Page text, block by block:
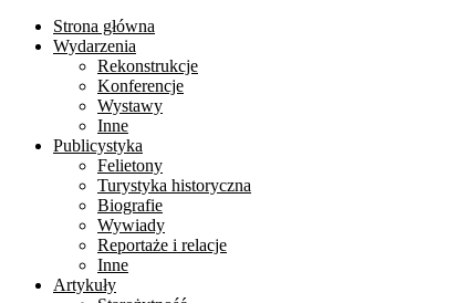
Strona główna
Wydarzenia
Rekonstrukcje
Konferencje
Wystawy
Inne
Publicystyka
Felietony
Turystyka historyczna
Biografie
Wywiady
Reportaże i relacje
Inne
Artykuły